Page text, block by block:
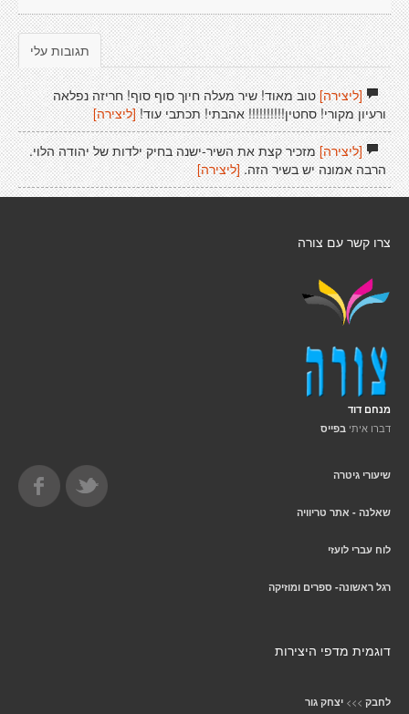
תגובות עלי
[ליצירה]טוב מאוד! שיר מעלה חיוך סוף סוף! חריזה נפלאה
ורעיון מקורי! סחטין!!!!!!!!!! אהבתי! תכתבי עוד![ליצירה]
[ליצירה]מזכיר קצת את השיר-ישנה בחיק ילדות של יהודה הלוי.
הרבה אמונה יש בשיר הזה. [ליצירה]
צרו קשר עם צורה
מנחם דוד
דברו איתי בפייס
שיעורי גיטרה
שאלנה - אתר טריוויה
לוח עברי לועזי
רגל ראשונה- ספרים ומוזיקה
דוגמית מדפי היצירות
לחבק >>> יצחק גור